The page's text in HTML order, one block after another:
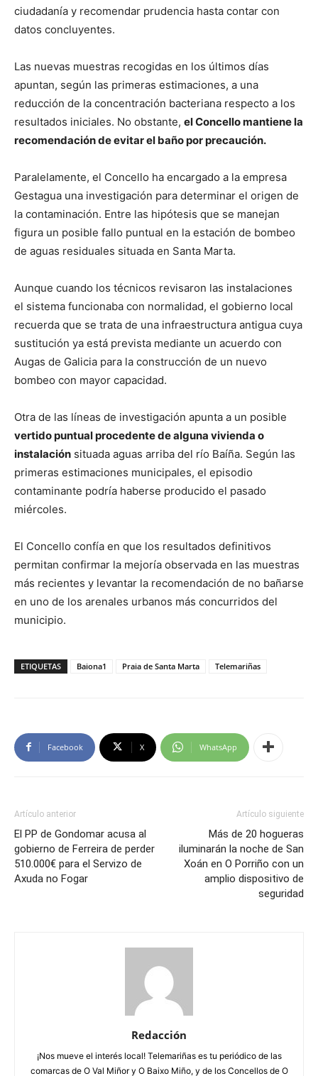
ciudadanía y recomendar prudencia hasta contar con
datos concluyentes.
Las nuevas muestras recogidas en los últimos días
apuntan, según las primeras estimaciones, a una
reducción de la concentración bacteriana respecto a los
resultados iniciales. No obstante, el Concello mantiene la
recomendación de evitar el baño por precaución.
Paralelamente, el Concello ha encargado a la empresa
Gestagua una investigación para determinar el origen de
la contaminación. Entre las hipótesis que se manejan
figura un posible fallo puntual en la estación de bombeo
de aguas residuales situada en Santa Marta.
Aunque cuando los técnicos revisaron las instalaciones
el sistema funcionaba con normalidad, el gobierno local
recuerda que se trata de una infraestructura antigua cuya
sustitución ya está prevista mediante un acuerdo con
Augas de Galicia para la construcción de un nuevo
bombeo con mayor capacidad.
Otra de las líneas de investigación apunta a un posible
vertido puntual procedente de alguna vivienda o
instalación situada aguas arriba del río Baíña. Según las
primeras estimaciones municipales, el episodio
contaminante podría haberse producido el pasado
miércoles.
El Concello confía en que los resultados definitivos
permitan confirmar la mejoría observada en las muestras
más recientes y levantar la recomendación de no bañarse
en uno de los arenales urbanos más concurridos del
municipio.
ETIQUETAS Baiona1 Praia de Santa Marta Telemariñas
Facebook X WhatsApp
Artículo anterior
El PP de Gondomar acusa al
gobierno de Ferreira de perder
510.000€ para el Servizo de
Axuda no Fogar
Artículo siguiente
Más de 20 hogueras
iluminarán la noche de San
Xoán en O Porriño con un
amplio dispositivo de
seguridad
Redacción
¡Nos mueve el interés local! Telemariñas es tu periódico de las
comarcas de O Val Miñor y O Baixo Miño, y de los Concellos de O